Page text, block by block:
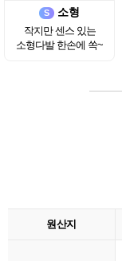
S 소형
작지만 센스 있는
소형다발 한손에 쏙~
원산지